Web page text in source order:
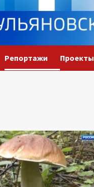
Репортажи Проекты